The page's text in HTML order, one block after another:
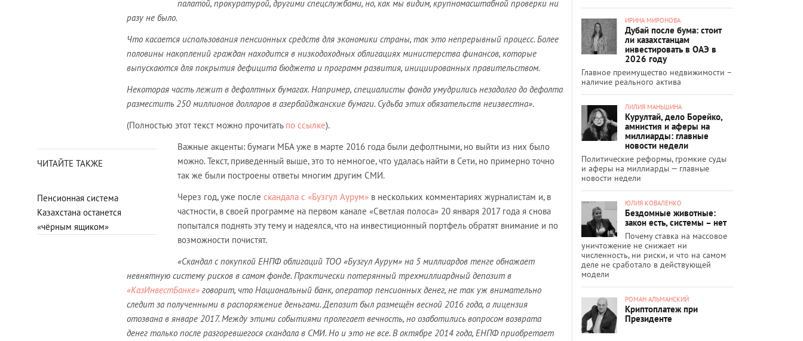
палатой, прокуратурой, другими спецслужбами, но, как мы видим, крупномасштабной проверки ни
разу не было.
Что касается использования пенсионных средств для экономики страны, так это непрерывный процесс. Более
половины накоплений граждан находится в низкодоходных облигациях министерства финансов, которые
выпускаются для покрытия дефицита бюджета и программ развития, инициированных правительством.
Некоторая часть лежит в дефолтных бумагах. Например, специалисты фонда умудрились незадолго до дефолта
разместить 250 миллионов долларов в азербайджанские бумаги. Судьба этих обязательств неизвестна».
(Полностью этот текст можно прочитать по ссылке).
ЧИТАЙТЕ ТАКЖЕ
Пенсионная система
Казахстана останется
«чёрным ящиком»
Важные акценты: бумаги МБА уже в марте 2016 года были дефолтными, но выйти из них было
можно. Текст, приведенный выше, это то немногое, что удалась найти в Сети, но примерно точно
так же были построены ответы многим другим СМИ.
Через год, уже после скандала с «Бузгул Аурум» в нескольких комментариях журналистам и, в
частности, в своей программе на первом канале «Светлая полоса» 20 января 2017 года я снова
попытался поднять эту тему и надеялся, что на инвестиционный портфель обратят внимание и по
возможности почистят.
«Скандал с покупкой ЕНПФ облигаций ТОО «Бузгул Аурум» на 5 миллиардов тенге обнажает
невнятную систему рисков в самом фонде. Практически потерянный трехмиллиардный депозит в
«КазИнвестБанке» говорит, что Национальный банк, оператор пенсионных денег, не так уж внимательно
следит за полученными в распоряжение деньгами. Депозит был размещён весной 2016 года, а лицензия
отозвана в январе 2017. Между этими событиями пролегает вечность, но озаботились вопросом возврата
денег только после разгоревшегося скандала в СМИ. Но и это не все. В октябре 2014 года, ЕНПФ приобретает
ИРИНА МИРОНОВА
Дубай после бума: стоит
ли казахстанцам
инвестировать в ОАЭ в
2026 году
Главное преимущество недвижимости –
наличие реального актива
ЛИЛИЯ МАНЬШИНА
Курултай, дело Борейко,
амнистия и аферы на
миллиарды: главные
новости недели
Политические реформы, громкие суды
и аферы на миллиарды — главные
новости недели
ЮЛИЯ КОВАЛЕНКО
Бездомные животные:
закон есть, системы – нет
Почему ставка на массовое
уничтожение не снижает ни
численность, ни риски, и что на самом
деле не сработало в действующей
модели
РОМАН АЛЬМАНСКИЙ
Криптоплатеж при
Президенте